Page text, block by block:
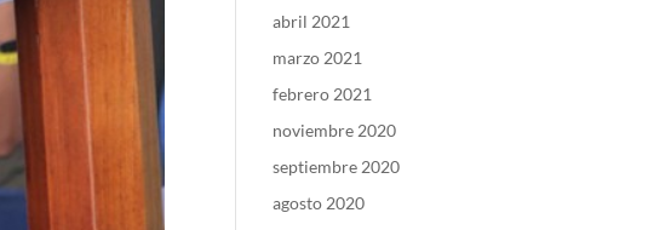
abril 2021
marzo 2021
febrero 2021
noviembre 2020
septiembre 2020
agosto 2020